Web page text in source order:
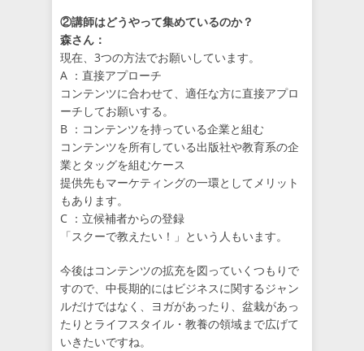
②講師はどうやって集めているのか？
森さん：
現在、3つの方法でお願いしています。
A ：直接アプローチ
コンテンツに合わせて、適任な方に直接アプロ
ーチしてお願いする。
B ：コンテンツを持っている企業と組む
コンテンツを所有している出版社や教育系の企
業とタッグを組むケース
提供先もマーケティングの一環としてメリット
もあります。
C ：立候補者からの登録
「スクーで教えたい！」という人もいます。
今後はコンテンツの拡充を図っていくつもりで
すので、中長期的にはビジネスに関するジャン
ルだけではなく、ヨガがあったり、盆栽があっ
たりとライフスタイル・教養の領域まで広げて
いきたいですね。